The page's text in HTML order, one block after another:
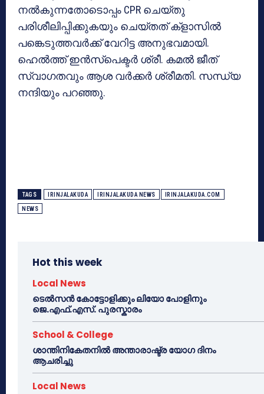
നല്‍കുന്നതോടൊപ്പം CPR ചെയ്തു
പരിശീലിപ്പിക്കുകയും ചെയ്തത് ക്ളാസില്‍
പങ്കെടുത്തവര്‍ക്ക് വേറിട്ട അനുഭവമായി.
ഹെല്‍ത്ത് ഇന്‍സ്പെക്ടര്‍ ശ്രീ. കമല്‍ ജീത്
സ്വാഗതവും ആശ വര്‍ക്കര്‍ ശ്രീമതി. സന്ധ്യ
നന്ദിയും പറഞ്ഞു.
TAGS IRINJALAKUDA IRINJALAKUDA NEWS IRINJALAKUDA.COM
NEWS
Hot this week
Local News
ടെൽസൻ കോട്ടോളിക്കും ലിയോ പോളിനും
ജെ.എഫ്.എസ്. പുരസ്കാരം
School & College
ശാന്തിനികേതനിൽ അന്താരാഷ്ട്ര യോഗ ദിനം
ആചരിച്ചു
Local News